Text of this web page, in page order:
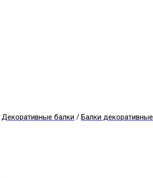
Декоративные балки / Балки декоративные